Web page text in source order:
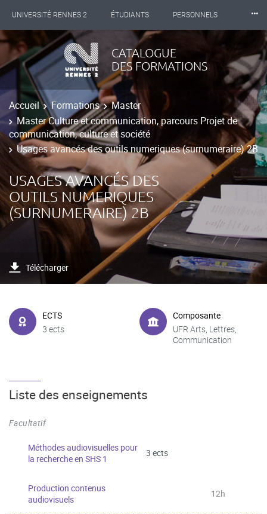
UNIVERSITÉ RENNES 2 ÉTUDIANTS PERSONNELS
INTERNATIONAL PROFESSIONNELS BIBLIOTHÈQUES
LES NOUVELLES DE RENNES 2
⸱⸱⸱
CATALOGUE
DES FORMATIONS
Accueil Formations
Master
Master Culture et communication, parcours Projet de
communication, culture et société
Usages avancés des outils numeriques (surnumeraire) 2B
USAGES AVANCÉS DES
OUTILS NUMERIQUES
(SURNUMERAIRE) 2B
Télécharger
ECTS
3 ects
Composante
UFR Arts, Lettres,
Communication
Liste des enseignements
Facultatif
Méthodes audiovisuelles pour
la recherche en SHS 1
3 ects
Production contenus
audiovisuels
12h